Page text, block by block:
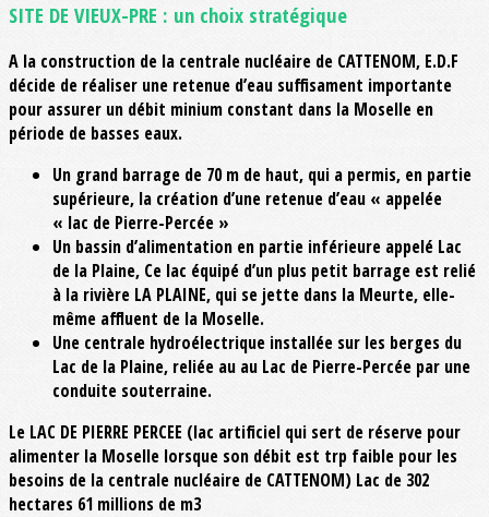
SITE DE VIEUX-PRE : un choix stratégique
A la construction de la centrale nucléaire de CATTENOM, E.D.F
décide de réaliser une retenue d’eau suffisament importante
pour assurer un débit minium constant dans la Moselle en
période de basses eaux.
Un grand barrage de 70 m de haut, qui a permis, en partie
supérieure, la création d’une retenue d’eau « appelée
« lac de Pierre-Percée »
Un bassin d’alimentation en partie inférieure appelé Lac
de la Plaine, Ce lac équipé d’un plus petit barrage est relié
à la rivière LA PLAINE, qui se jette dans la Meurte, elle-
même affluent de la Moselle.
Une centrale hydroélectrique installée sur les berges du
Lac de la Plaine, reliée au au Lac de Pierre-Percée par une
conduite souterraine.
Le LAC DE PIERRE PERCEE (lac artificiel qui sert de réserve pour
alimenter la Moselle lorsque son débit est trp faible pour les
besoins de la centrale nucléaire de CATTENOM) Lac de 302
hectares 61 millions de m3